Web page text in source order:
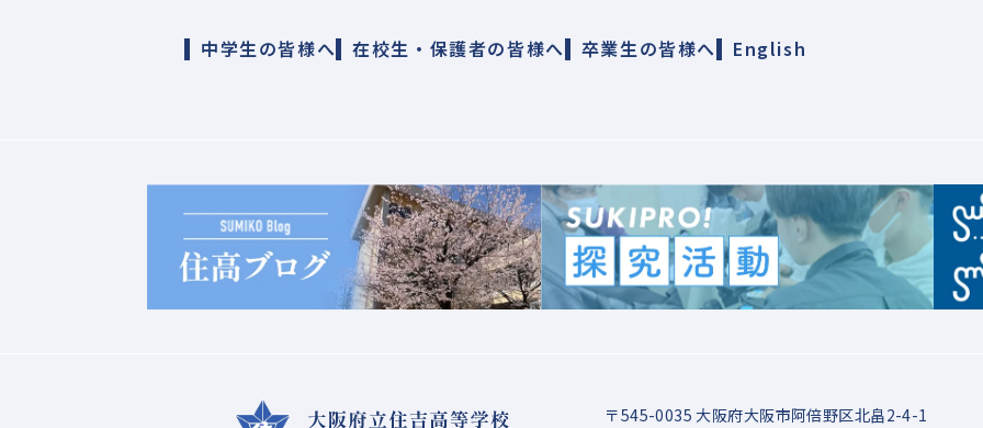
中学生の皆様へ 在校生・保護者の皆様へ 卒業生の皆様へ English
〒545-0035 大阪府大阪市阿倍野区北畠2-4-1